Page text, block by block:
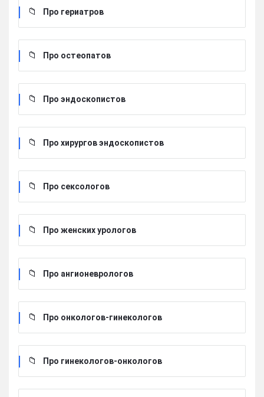
Про гериатров
Про остеопатов
Про эндоскопистов
Про хирургов эндоскопистов
Про сексологов
Про женских урологов
Про ангионеврологов
Про онкологов-гинекологов
Про гинекологов-онкологов